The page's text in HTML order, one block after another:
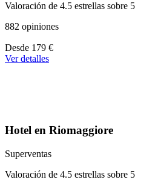
Valoración de 4.5 estrellas sobre 5
882 opiniones
A
partir
Desde 179 €
Ver detalles
Hotel en Riomaggiore
Superventas
Valoración de 4.5 estrellas sobre 5